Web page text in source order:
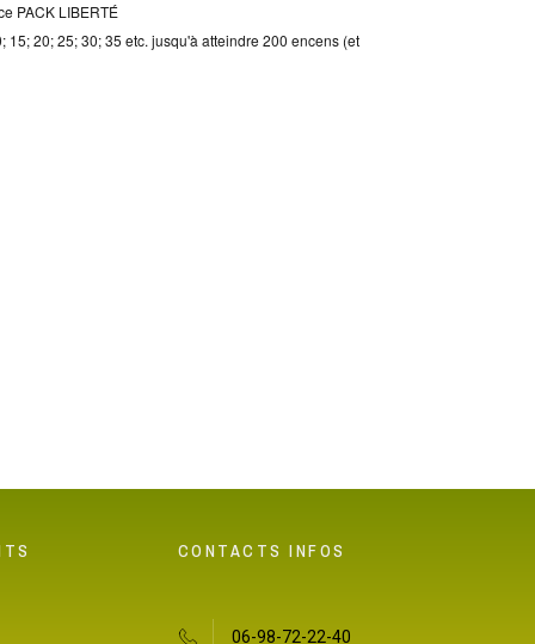
PACK LIBERTÉ
20; 25; 30; 35 etc. jusqu'à atteindre 200 encens (et
CONTACTS INFOS
06-98-72-22-40